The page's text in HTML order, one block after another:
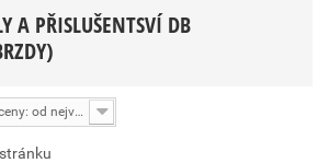
A PŘISLUŠENTSVÍ DB
Podle ceny: od nejvyšší